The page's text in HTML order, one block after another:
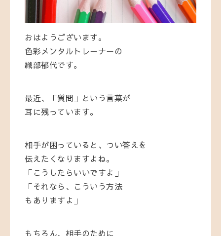
おはようございます。
色彩メンタルトレーナーの
織部郁代です。
最近、「質問」という言葉が
耳に残っています。
相手が困っていると、つい答えを
伝えたくなりますよね。
「こうしたらいいですよ」
「それなら、こういう方法
もありますよ」
もちろん、相手のために